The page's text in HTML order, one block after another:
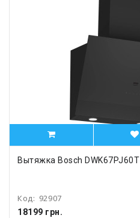
Вытяжка Bosch DWK67PJ60T
Код: 92907
18199 грн.